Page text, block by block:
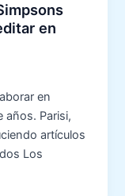
en
en
años. Parisi,
artículos
Los